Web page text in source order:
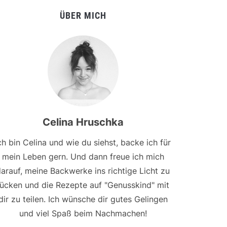
ÜBER MICH
Celina Hruschka
bin Celina und wie du siehst, backe ich für
mein Leben gern. Und dann freue ich mich
meine Backwerke ins richtige Licht zu
und die Rezepte auf "Genusskind" mit
zu teilen. Ich wünsche dir gutes Gelingen
und viel Spaß beim Nachmachen!